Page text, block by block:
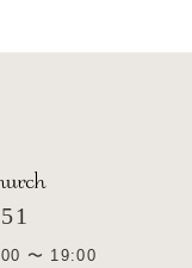
〜 19:00